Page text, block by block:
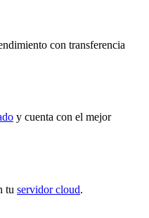
con transferencia
y cuenta con el mejor
tu servidor cloud.